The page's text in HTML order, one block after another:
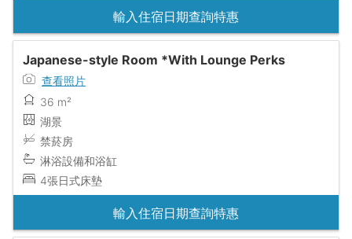
輸入住宿日期查詢特惠
Japanese-style Room *With Lounge Perks
查看照片
36 m²
湖景
禁菸房
淋浴設備和浴缸
4張日式床墊
輸入住宿日期查詢特惠